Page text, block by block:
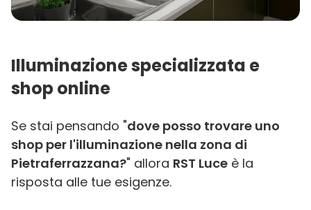
Illuminazione specializzata e
shop online
Se stai pensando "dove posso trovare uno
shop per l'illuminazione nella zona di
Pietraferrazzana?" allora RST Luce è la
risposta alle tue esigenze.